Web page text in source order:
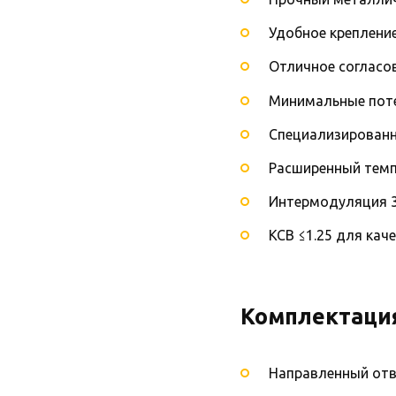
Удобное
Отличное
Минимальные
Расширенный
Интермодуляция
КСВ ≤1.25 для
Направленный